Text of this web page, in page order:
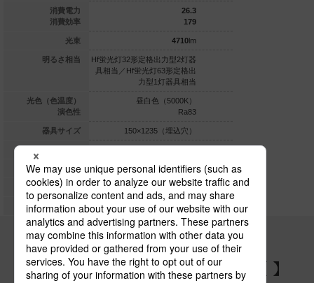
消費電力
消費効率
光束
明るさ相当
光色（色温度）
演色性
器具サイズ
防湿・防雨型
器具形状
調光
26.3
169.5
出力型2灯器
白色（4000K）
（埋込穴）
天井埋込型
対応なし
ト|下面開放型
調光対応
26.3
179
4710lm
Hf蛍光灯32形定格出力型2灯器
具相当／Hf蛍光灯63形定格出
力型1灯器具相当
昼白色（5000K）
Ra83
150×1235（埋込穴）
対応なし
コンフォート|下面開放型
調光対応なし
パナソニックの電気設備 SNSアカウント